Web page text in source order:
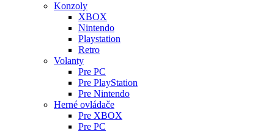
Konzoly
XBOX
Nintendo
Playstation
Retro
Volanty
Pre PC
Pre PlayStation
Pre Nintendo
Herné ovládače
Pre XBOX
Pre PC